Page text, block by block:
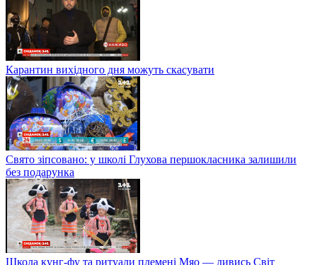
Карантин вихідного дня можуть скасувати
Свято зіпсовано: у школі Глухова першокласника залишили
без подарунка
Школа кунг-фу та ритуали племені Мяо — дивись Світ